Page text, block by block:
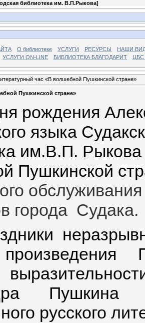
библиотека им. В.П.Рыкова]
О библиотеке УСЛУГИ РЕСУРСЫ
НАШИ
УСЛУГИ ON-LINE БИБЛИОТЕКА БЛАГОДАРИТ
час «В волшебной Пушкинской стране»
Пушкинской стране»
рождения
языка
им.В.П.
Пушкинской
города Судака.
Пушкина
русского